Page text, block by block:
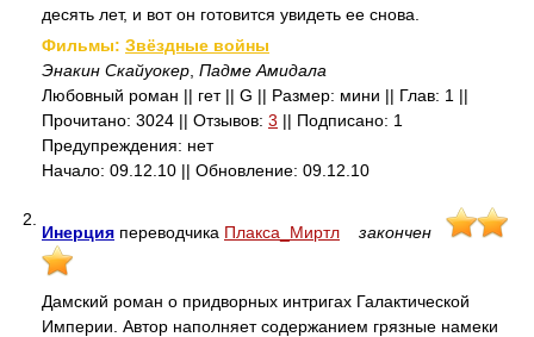
десять лет, и вот он готовится увидеть ее снова.
Фильмы: Звёздные войны
Энакин Скайуокер Падме Амидала
Любовный роман || гет || G || Размер: мини || Глав: 1 ||
Прочитано: 3024 || Отзывов: 3 || Подписано: 1
Предупреждения: нет
Начало: 09.12.10 || Обновление: 09.12.10
2.
Инерция переводчика Плакса_Миртл закончен
Дамский роман о придворных интригах Галактической
Империи. Автор наполняет содержанием грязные намеки